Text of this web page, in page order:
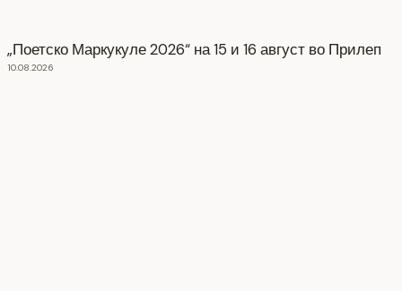
„Поетско Маркукуле 2026“ на 15 и 16 август во Прилеп
10.08.2026